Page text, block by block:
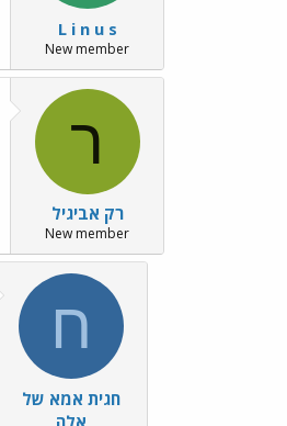
L i n u s
New member
ר
רק אביגיל
New member
ח
חגית אמא של
אלה